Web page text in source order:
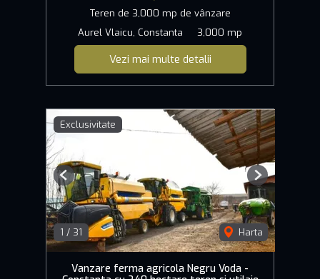
Teren de 3,000 mp de vânzare
Aurel Vlaicu, Constanta
3,000 mp
Vezi mai multe detalii
Exclusivitate
1 / 31 Harta
Previous Next
Vanzare ferma agricola Negru Voda -